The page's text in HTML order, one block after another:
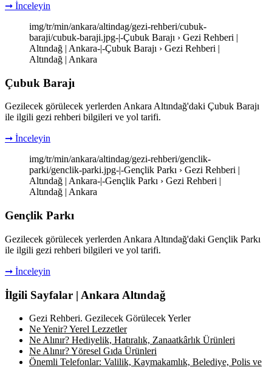
➞ İnceleyin
img/tr/min/ankara/altindag/gezi-rehberi/cubuk-
baraji/cubuk-baraji.jpg-|-Çubuk Barajı › Gezi Rehberi |
Altındağ | Ankara-|-Çubuk Barajı › Gezi Rehberi |
Altındağ | Ankara
Çubuk Barajı
Gezilecek görülecek yerlerden Ankara Altındağ'daki Çubuk Barajı
ile ilgili gezi rehberi bilgileri ve yol tarifi.
➞ İnceleyin
img/tr/min/ankara/altindag/gezi-rehberi/genclik-
parki/genclik-parki.jpg-|-Gençlik Parkı › Gezi Rehberi |
Altındağ | Ankara-|-Gençlik Parkı › Gezi Rehberi |
Altındağ | Ankara
Gençlik Parkı
Gezilecek görülecek yerlerden Ankara Altındağ'daki Gençlik Parkı
ile ilgili gezi rehberi bilgileri ve yol tarifi.
➞ İnceleyin
İlgili Sayfalar | Ankara Altındağ
Gezi Rehberi. Gezilecek Görülecek Yerler
Ne Yenir? Yerel Lezzetler
Ne Alınır? Hediyelik, Hatıralık, Zanaatkârlık Ürünleri
Ne Alınır? Yöresel Gıda Ürünleri
Önemli Telefonlar: Valilik, Kaymakamlık, Belediye, Polis ve